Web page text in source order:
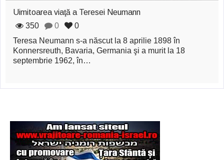
Uimitoarea viaţă a
Teresei Neumann
Derba, un oraş
regele Arthur
Şi-a vândut soţia
Uimitoarea viaţă a Teresei Neumann
350
0
0
Teresa Neumann s-a născut la 8 aprilie 1898 în
Konnersreuth, Bavaria, Germania şi a murit la 18
septembrie 1962, în…